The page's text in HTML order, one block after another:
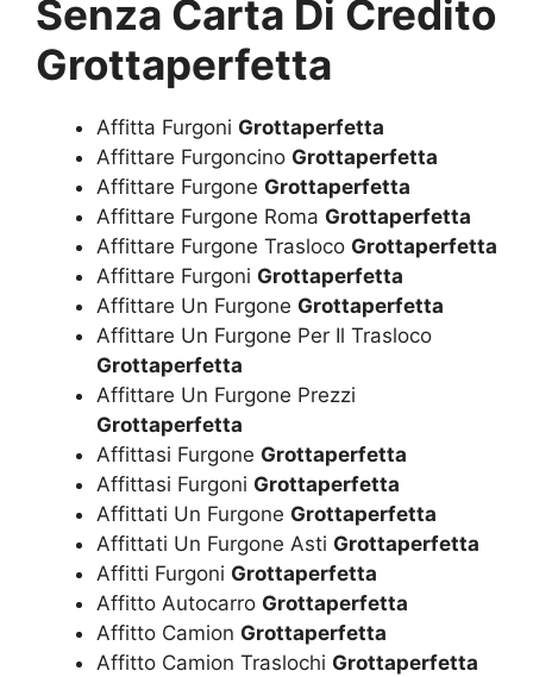
Senza Carta Di Credito
Grottaperfetta
Affitta Furgoni Grottaperfetta
Affittare Furgoncino Grottaperfetta
Affittare Furgone Grottaperfetta
Affittare Furgone Roma Grottaperfetta
Affittare Furgone Trasloco Grottaperfetta
Affittare Furgoni Grottaperfetta
Affittare Un Furgone Grottaperfetta
Affittare Un Furgone Per Il Trasloco
Grottaperfetta
Affittare Un Furgone Prezzi
Grottaperfetta
Affittasi Furgone Grottaperfetta
Affittasi Furgoni Grottaperfetta
Affittati Un Furgone Grottaperfetta
Affittati Un Furgone Asti Grottaperfetta
Affitti Furgoni Grottaperfetta
Affitto Autocarro Grottaperfetta
Affitto Camion Grottaperfetta
Affitto Camion Traslochi Grottaperfetta